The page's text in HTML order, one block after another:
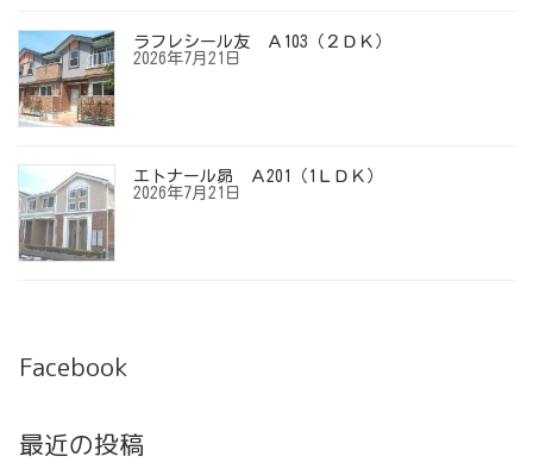
ラフレシール友 Ａ103（２ＤＫ）
2026年7月21日
エトナール昴 Ａ201（1ＬＤＫ）
2026年7月21日
Facebook
最近の投稿